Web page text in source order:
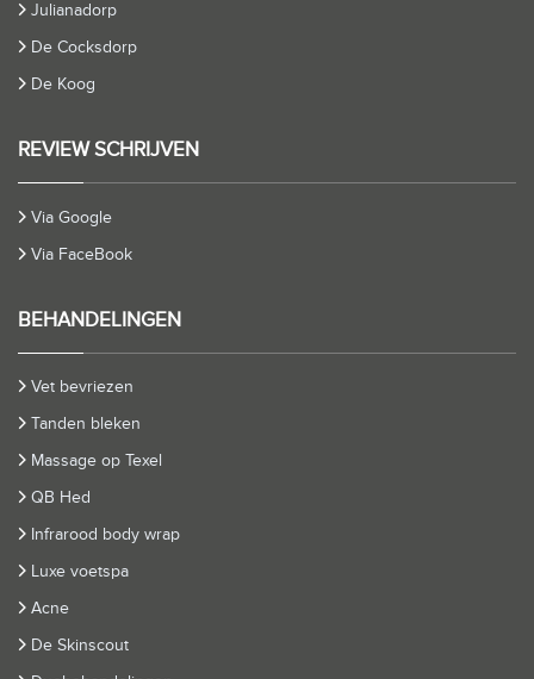
Julianadorp
De Cocksdorp
De Koog
REVIEW SCHRIJVEN
Via Google
Via FaceBook
BEHANDELINGEN
Vet bevriezen
Tanden bleken
Massage op Texel
QB Hed
Infrarood body wrap
Luxe voetspa
Acne
De Skinscout